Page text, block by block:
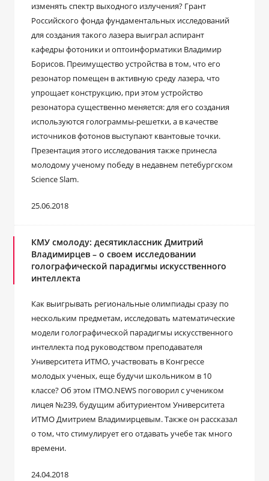
изменять спектр выходного излучения? Грант
Российского фонда фундаментальных исследований
для создания такого лазера выиграл аспирант
кафедры фотоники и оптоинформатики Владимир
Борисов. Преимущество устройства в том, что его
резонатор помещен в активную среду лазера, что
упрощает конструкцию, при этом устройство
резонатора существенно меняется: для его создания
используются голограммы-решетки, а в качестве
источников фотонов выступают квантовые точки.
Презентация этого исследования также принесла
молодому ученому победу в недавнем петебургском
Science Slam.
25.06.2018
КМУ смолоду: десятиклассник Дмитрий
Владимирцев – о своем исследовании
голографической парадигмы искусственного
интеллекта
Как выигрывать региональные олимпиады сразу по
нескольким предметам, исследовать математические
модели голографической парадигмы искусственного
интеллекта под руководством преподавателя
Университета ИТМО, участвовать в Конгрессе
молодых ученых, еще будучи школьником в 10
классе? Об этом ITMO.NEWS поговорил с учеником
лицея №239, будущим абитуриентом Университета
ИТМО Дмитрием Владимирцевым. Также он рассказал
о том, что стимулирует его отдавать учебе так много
времени.
24.04.2018